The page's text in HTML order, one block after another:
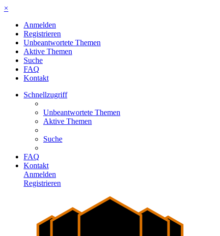
×
Anmelden
Registrieren
Unbeantwortete Themen
Aktive Themen
Suche
FAQ
Kontakt
Schnellzugriff
Unbeantwortete Themen
Aktive Themen
Suche
FAQ
Kontakt
Anmelden
Registrieren